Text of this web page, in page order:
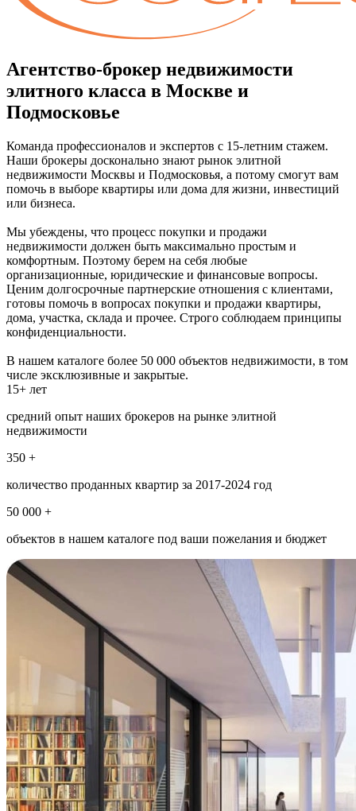
Агентство-брокер недвижимости
элитного класса в Москве и
Подмосковье
Команда профессионалов и экспертов с 15-летним стажем.
Наши брокеры досконально знают рынок элитной
недвижимости Москвы и Подмосковья, а потому смогут вам
помочь в выборе квартиры или дома для жизни, инвестиций
или бизнеса.
Мы убеждены, что процесс покупки и продажи
недвижимости должен быть максимально простым и
комфортным. Поэтому берем на себя любые
организационные, юридические и финансовые вопросы.
Ценим долгосрочные партнерские отношения с клиентами,
готовы помочь в вопросах покупки и продажи квартиры,
дома, участка, склада и прочее. Строго соблюдаем принципы
конфиденциальности.
В нашем каталоге более 50 000 объектов недвижимости, в том
числе эксклюзивные и закрытые.
15+ лет
средний опыт наших брокеров на рынке элитной
недвижимости
350 +
количество проданных квартир за 2017-2024 год
50 000 +
объектов в нашем каталоге под ваши пожелания и бюджет